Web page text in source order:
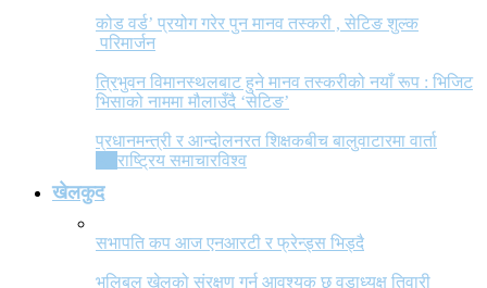
कोड वर्ड’ प्रयोग गरेर पुन मानव तस्करी , सेटिङ शुल्क
परिमार्जन
त्रिभुवन विमानस्थलबाट हुने मानव तस्करीको नयाँ रूप : भिजिट
भिसाको नाममा मौलाउँदै ‘सेटिङ’
प्रधानमन्त्री र आन्दोलनरत शिक्षकबीच बालुवाटारमा वार्ता
राष्ट्रिय समाचारविश्व
खेलकुद
सभापति कप आज एनआरटी र फ्रेन्ड्स भिड्दै
भलिबल खेलको संरक्षण गर्न आवश्यक छ वडाध्यक्ष तिवारी